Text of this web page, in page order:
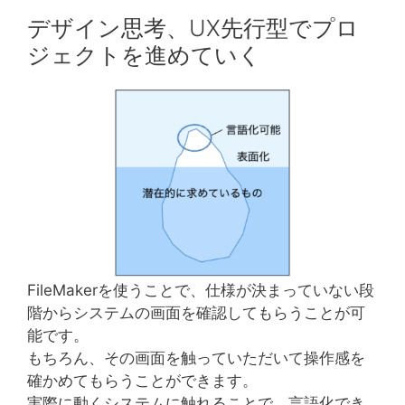
デザイン思考、UX先行型でプロ
ジェクトを進めていく
FileMakerを使うことで、仕様が決まっていない段
階からシステムの画面を確認してもらうことが可
能です。
もちろん、その画面を触っていただいて操作感を
確かめてもらうことができます。